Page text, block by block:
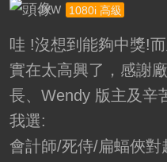
JYW 1080i 高級
哇 !沒想到能夠中獎!
實在太高興了，感謝
長、Wendy 版主及辛
我選:
會計師/死侍/扁蝠俠